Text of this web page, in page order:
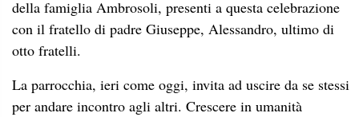
della famiglia Ambrosoli, presenti a questa celebrazione
con il fratello di padre Giuseppe, Alessandro, ultimo di
otto fratelli.
La parrocchia, ieri come oggi, invita ad uscire da se stessi
per andare incontro agli altri. Crescere in umanità